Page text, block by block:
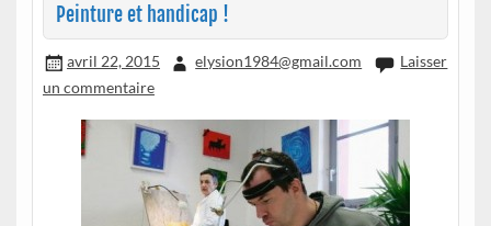
Peinture et handicap !
avril 22, 2015 elysion1984@gmail.com
Laisser
un commentaire